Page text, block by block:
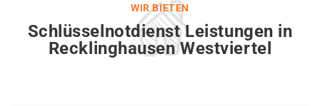
WIR BIETEN
Schlüsselnotdienst Leistungen in
Recklinghausen Westviertel